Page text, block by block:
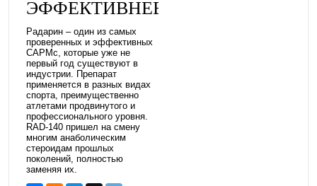
ЭФФЕКТИВНЕЕ
Радарин – один из самых
проверенных и эффективных
САРМс, которые уже не
первый год существуют в
индустрии. Препарат
применяется в разных видах
спорта, преимущественно
атлетами продвинутого и
профессионального уровня.
RAD-140 пришел на смену
многим анаболическим
стероидам прошлых
поколений, полностью
заменяя их.